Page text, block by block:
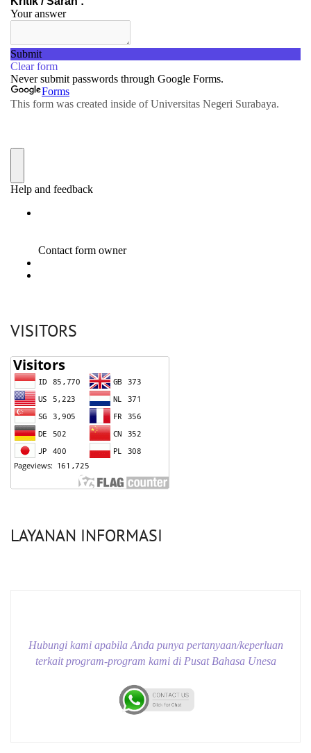
VISITORS
LAYANAN INFORMASI
Hubungi kami apabila Anda punya pertanyaan/keperluan
terkait program-program kami di Pusat Bahasa Unesa